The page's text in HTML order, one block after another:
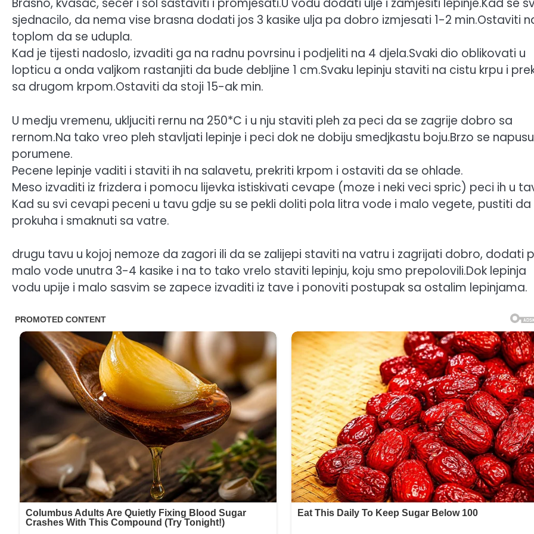
Brasno, kvasac, secer i sol sastaviti i promjesati.U vodu dodati ulje i zamjesiti lepinje.Kad se
sjednacilo, da nema vise brasna dodati jos 3 kasike ulja pa dobro izmjesati 1-2 min.Ostaviti
toplom da se udupla.
Kad je tijesti nadoslo, izvaditi ga na radnu povrsinu i podjeliti na 4 djela.Svaki dio oblikovati u
lopticu a onda valjkom rastanjiti da bude debljine 1 cm.Svaku lepinju staviti na cistu krpu i
sa drugom krpom.Ostaviti da stoji 15-ak min.
U medju vremenu, ukljuciti rernu na 250*C i u nju staviti pleh za peci da se zagrije dobro sa
rernom.Na tako vreo pleh stavljati lepinje i peci dok ne dobiju smedjkastu boju.Brzo se
porumene.
Pecene lepinje vaditi i staviti ih na salavetu, prekriti krpom i ostaviti da se ohlade.
Meso izvaditi iz frizdera i pomocu lijevka istiskivati cevape (moze i neki veci spric) peci ih u
Kad su svi cevapi peceni u tavu gdje su se pekli doliti pola litra vode i malo vegete, pustiti da
prokuha i smaknuti sa vatre.
drugu tavu u kojoj nemoze da zagori ili da se zalijepi staviti na vatru i zagrijati dobro, dodati
malo vode unutra 3-4 kasike i na to tako vrelo staviti lepinju, koju smo prepolovili.Dok lepinja
vodu upije i malo sasvim se zapece izvaditi iz tave i ponoviti postupak sa ostalim lepinjama.